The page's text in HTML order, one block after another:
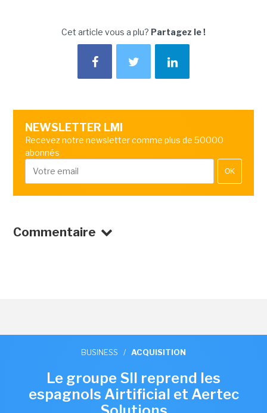
Cet article vous a plu? Partagez le !
NEWSLETTER LMI
Recevez notre newsletter comme plus de 50000
abonnés
OK
Commentaire
BUSINESS / ACQUISITION
Le groupe SII reprend les
espagnols Airtificial et Aertec